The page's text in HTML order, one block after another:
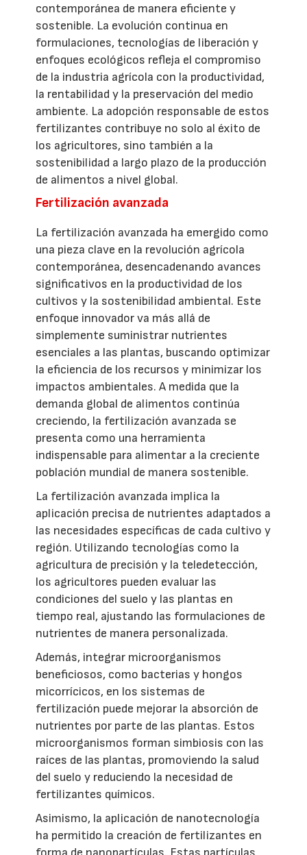
contemporánea de manera eficiente y
sostenible. La evolución continua en
formulaciones, tecnologías de liberación y
enfoques ecológicos refleja el compromiso
de la industria agrícola con la productividad,
la rentabilidad y la preservación del medio
ambiente. La adopción responsable de estos
fertilizantes contribuye no solo al éxito de
los agricultores, sino también a la
sostenibilidad a largo plazo de la producción
de alimentos a nivel global.
Fertilización avanzada
La fertilización avanzada ha emergido como
una pieza clave en la revolución agrícola
contemporánea, desencadenando avances
significativos en la productividad de los
cultivos y la sostenibilidad ambiental. Este
enfoque innovador va más allá de
simplemente suministrar nutrientes
esenciales a las plantas, buscando optimizar
la eficiencia de los recursos y minimizar los
impactos ambientales. A medida que la
demanda global de alimentos continúa
creciendo, la fertilización avanzada se
presenta como una herramienta
indispensable para alimentar a la creciente
población mundial de manera sostenible.
La fertilización avanzada implica la
aplicación precisa de nutrientes adaptados a
las necesidades específicas de cada cultivo y
región. Utilizando tecnologías como la
agricultura de precisión y la teledetección,
los agricultores pueden evaluar las
condiciones del suelo y las plantas en
tiempo real, ajustando las formulaciones de
nutrientes de manera personalizada.
Además, integrar microorganismos
beneficiosos, como bacterias y hongos
micorrícicos, en los sistemas de
fertilización puede mejorar la absorción de
nutrientes por parte de las plantas. Estos
microorganismos forman simbiosis con las
raíces de las plantas, promoviendo la salud
del suelo y reduciendo la necesidad de
fertilizantes químicos.
Asimismo, la aplicación de nanotecnología
ha permitido la creación de fertilizantes en